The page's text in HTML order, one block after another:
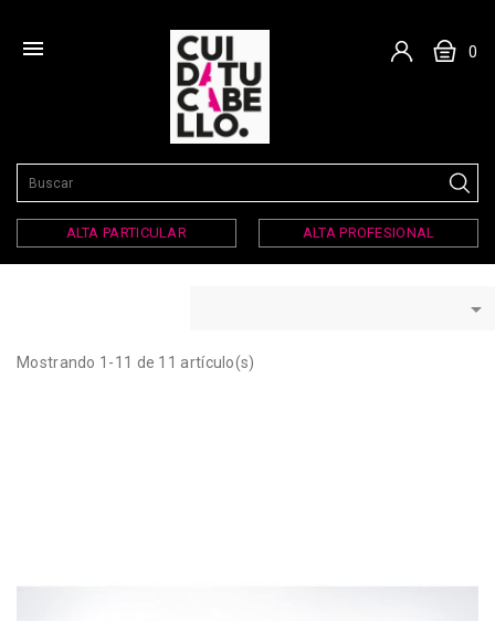
 0
ALTA PARTICULAR ALTA PROFESIONAL

Mostrando 1-11 de 11 artículo(s)